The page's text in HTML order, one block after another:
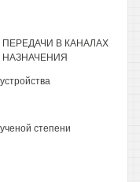
В КАНАЛАХ
степени